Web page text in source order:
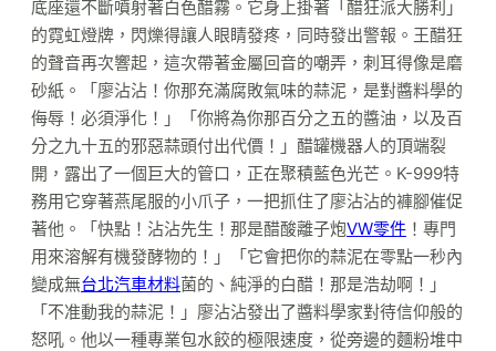
底座還不斷噴射著白色醋霧。它身上掛著「醋狂派大勝利」
的霓虹燈牌，閃爍得讓人眼睛發疼，同時發出警報。王醋狂
的聲音再次響起，這次帶著金屬回音的嘲弄，刺耳得像是磨
砂紙。「廖沾沾！你那充滿腐敗氣味的蒜泥，是對醬料學的
侮辱！必須淨化！」「你將為你那百分之五的醬油，以及百
分之九十五的邪惡蒜頭付出代價！」醋罐機器人的頂端裂
開，露出了一個巨大的管口，正在聚積藍色光芒。K-999特
務用它穿著燕尾服的小爪子，一把抓住了廖沾沾的褲腳催促
著他。「快點！沾沾先生！那是醋酸離子炮VW零件 ！專門
用來溶解有機發酵物的！」「它會把你的蒜泥在零點一秒內
變成無台北汽車材料菌的、純淨的白醋！那是浩劫啊！」
「不准動我的蒜泥！」廖沾沾發出了醬料學家對待信仰般的
怒吼。他以一種專業包水餃的極限速度，從旁邊的麵粉堆中